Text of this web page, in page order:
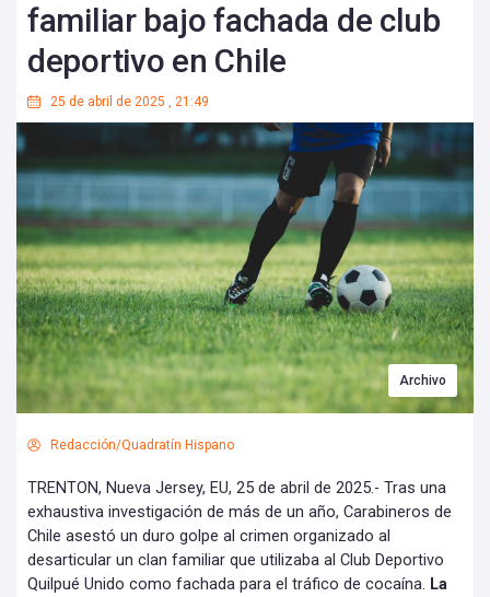
familiar bajo fachada de club
deportivo en Chile
25 de abril de 2025 , 21:49
Archivo
Redacción/Quadratín Hispano
TRENTON, Nueva Jersey, EU, 25 de abril de 2025.- Tras una
exhaustiva investigación de más de un año, Carabineros de
Chile asestó un duro golpe al crimen organizado al
desarticular un clan familiar que utilizaba al Club Deportivo
Quilpué Unido como fachada para el tráfico de cocaína. La